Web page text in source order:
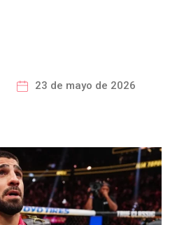
23 de mayo de 2026